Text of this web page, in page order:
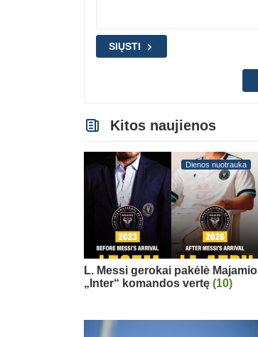
SIŲSTI
Kitos naujienos
Dienos nuotrauka
L. Messi gerokai pakėlė Majamio
„Inter“ komandos vertę (10)